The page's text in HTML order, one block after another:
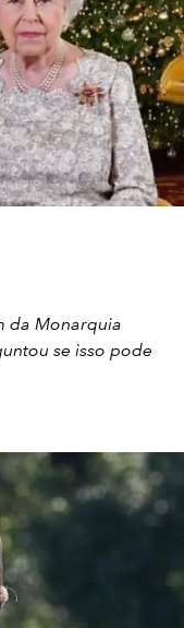
da Monarquia
se isso pode